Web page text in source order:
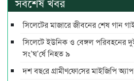
সিলেটের মাজারে জীবনের শেষ গান
সিলেটে ইউনিক ও বেঙ্গল পরিবহনের
সং’ঘ’র্ষে নিহত ৯
দশ বছ‌রে গ্রামীণ‌ফো‌সের মাইজিপি অ্যাপ